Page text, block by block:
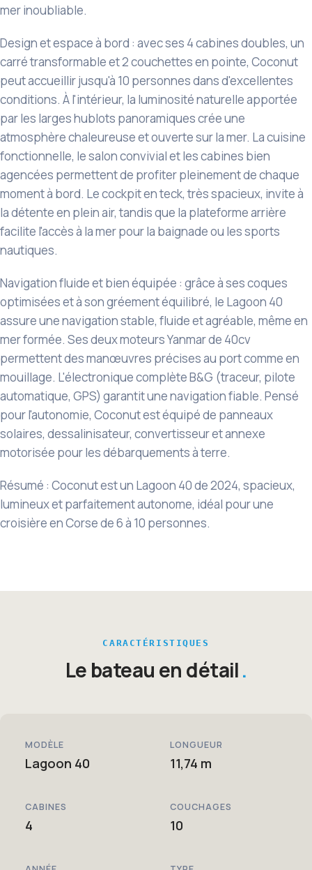
mer inoubliable.
Design et espace à bord : avec ses 4 cabines doubles, un
carré transformable et 2 couchettes en pointe, Coconut
peut accueillir jusqu'à 10 personnes dans d'excellentes
conditions. À l'intérieur, la luminosité naturelle apportée
par les larges hublots panoramiques crée une
atmosphère chaleureuse et ouverte sur la mer. La cuisine
fonctionnelle, le salon convivial et les cabines bien
agencées permettent de profiter pleinement de chaque
moment à bord. Le cockpit en teck, très spacieux, invite à
la détente en plein air, tandis que la plateforme arrière
facilite l'accès à la mer pour la baignade ou les sports
nautiques.
Navigation fluide et bien équipée : grâce à ses coques
optimisées et à son gréement équilibré, le Lagoon 40
assure une navigation stable, fluide et agréable, même en
mer formée. Ses deux moteurs Yanmar de 40cv
permettent des manœuvres précises au port comme en
mouillage. L'électronique complète B&G (traceur, pilote
automatique, GPS) garantit une navigation fiable. Pensé
pour l'autonomie, Coconut est équipé de panneaux
solaires, dessalinisateur, convertisseur et annexe
motorisée pour les débarquements à terre.
Résumé : Coconut est un Lagoon 40 de 2024, spacieux,
lumineux et parfaitement autonome, idéal pour une
croisière en Corse de 6 à 10 personnes.
CARACTÉRISTIQUES
Le bateau en détail
MODÈLE
Lagoon 40
LONGUEUR
11,74 m
CABINES
4
COUCHAGES
10